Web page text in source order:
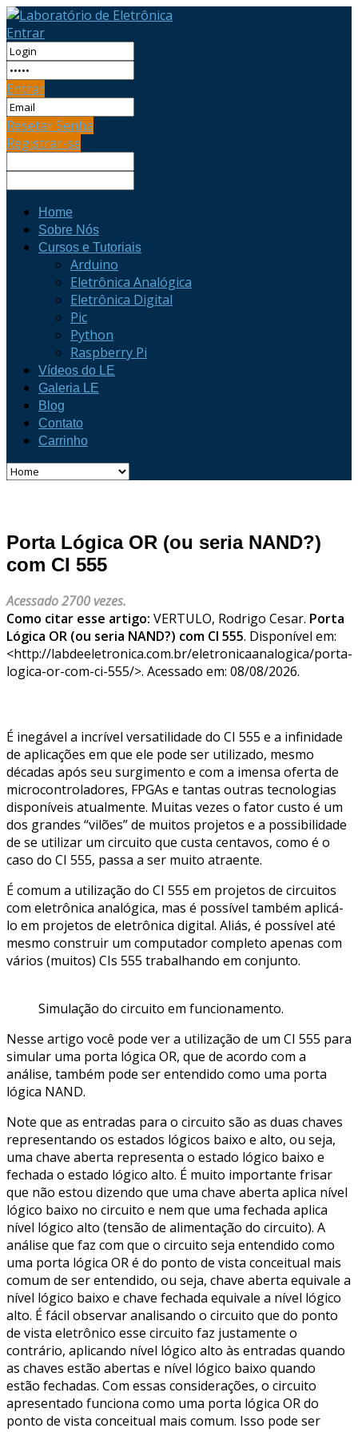
Entrar
Entrar
Resetar Senha
Registrar-se
Home
Sobre Nós
Cursos e Tutoriais
Arduino
Eletrônica Analógica
Eletrônica Digital
Pic
Python
Raspberry Pi
Vídeos do LE
Galeria LE
Blog
Contato
Carrinho
Porta Lógica OR (ou seria NAND?)
com CI 555
Acessado 2700 vezes.
Como citar esse artigo: VERTULO, Rodrigo Cesar. Porta
Lógica OR (ou seria NAND?) com CI 555. Disponível em:
<http://labdeeletronica.com.br/eletronicaanalogica/porta-
logica-or-com-ci-555/>. Acessado em: 08/08/2026.
É inegável a incrível versatilidade do CI 555 e a infinidade
de aplicações em que ele pode ser utilizado, mesmo
décadas após seu surgimento e com a imensa oferta de
microcontroladores, FPGAs e tantas outras tecnologias
disponíveis atualmente. Muitas vezes o fator custo é um
dos grandes “vilões” de muitos projetos e a possibilidade
de se utilizar um circuito que custa centavos, como é o
caso do CI 555, passa a ser muito atraente.
É comum a utilização do CI 555 em projetos de circuitos
com eletrônica analógica, mas é possível também aplicá-
lo em projetos de eletrônica digital. Aliás, é possível até
mesmo construir um computador completo apenas com
vários (muitos) CIs 555 trabalhando em conjunto.
Simulação do circuito em funcionamento.
Nesse artigo você pode ver a utilização de um CI 555 para
simular uma porta lógica OR, que de acordo com a
análise, também pode ser entendido como uma porta
lógica NAND.
Note que as entradas para o circuito são as duas chaves
representando os estados lógicos baixo e alto, ou seja,
uma chave aberta representa o estado lógico baixo e
fechada o estado lógico alto. É muito importante frisar
que não estou dizendo que uma chave aberta aplica nível
lógico baixo no circuito e nem que uma fechada aplica
nível lógico alto (tensão de alimentação do circuito). A
análise que faz com que o circuito seja entendido como
uma porta lógica OR é do ponto de vista conceitual mais
comum de ser entendido, ou seja, chave aberta equivale a
nível lógico baixo e chave fechada equivale a nível lógico
alto. É fácil observar analisando o circuito que do ponto
de vista eletrônico esse circuito faz justamente o
contrário, aplicando nível lógico alto às entradas quando
as chaves estão abertas e nível lógico baixo quando
estão fechadas. Com essas considerações, o circuito
apresentado funciona como uma porta lógica OR do
ponto de vista conceitual mais comum. Isso pode ser